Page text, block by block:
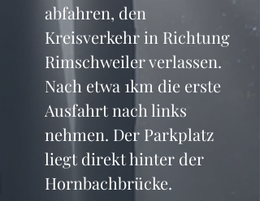
abfahren, den
Kreisverkehr in Richtung
Rimschweiler verlassen.
Nach etwa 1km die erste
Ausfahrt nach links
nehmen. Der Parkplatz
liegt direkt hinter der
Hornbachbrücke.